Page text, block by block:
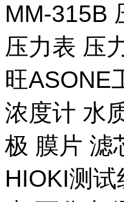
MM-315B
压力表 压
旺ASONE
浓度计 水
极 膜片 滤
HIOKI测